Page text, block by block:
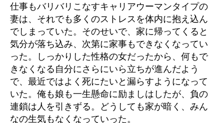
仕事もバリバリこなすキャリアウーマンタイプの
妻は、それでも多くのストレスを体内に抱え込ん
でしまっていた。そのせいで、家に帰ってくると
気分が落ち込み、次第に家事もできなくなってい
った。しっかりした性格の女だったから、何もで
きなくなる自分にさらにいら立ちが進んだよう
で、最近ではよく死にたいと漏らすようになって
いた。俺も娘も一生懸命に励ましはしたが、負の
連鎖は人を引きずる。どうしても家が暗く、みん
なの生気もなくなっていった。